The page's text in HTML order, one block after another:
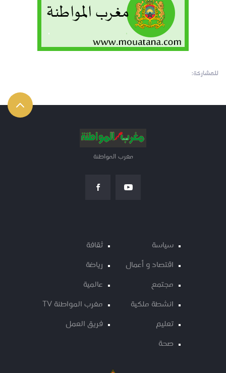
للمشاركة:
مغرب المواطنة
سياسة
اقتصاد و أعمال
مجتمع
انشطة ملكية
تعليم
صحة
ثقافة
رياضة
عالمية
مغرب المواطنة TV
فريق العمل